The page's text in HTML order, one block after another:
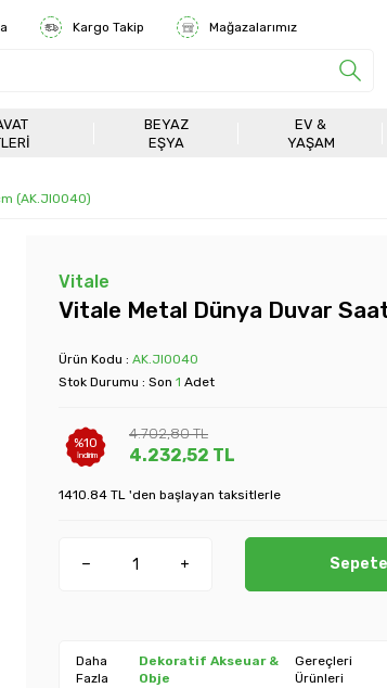
Kargo Takip Mağazalarımız
BEYAZ
EŞYA
EV &
YAŞAM
(AK.JI0040)
Vitale
Vitale Metal Dünya Duvar
Ürün Kodu : AK.JI0040
Stok Durumu : Son 1 Adet
%10
İndirim
4.702,80TL
4.232,52 TL
1410.84 TL 'den başlayan taksitlerle
Daha
Fazla
Dekoratif Akseuar &
Obje
Gereçleri
Ürünleri